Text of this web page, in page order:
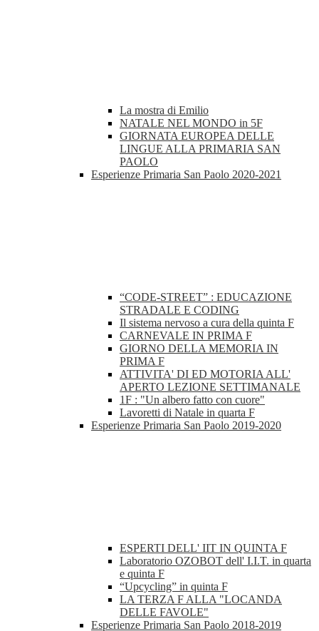
La mostra di Emilio
NATALE NEL MONDO in 5F
GIORNATA EUROPEA DELLE
LINGUE ALLA PRIMARIA SAN
PAOLO
Esperienze Primaria San Paolo 2020-2021
“CODE-STREET” : EDUCAZIONE
STRADALE E CODING
Il sistema nervoso a cura della quinta F
CARNEVALE IN PRIMA F
GIORNO DELLA MEMORIA IN
PRIMA F
ATTIVITA' DI ED MOTORIA ALL'
APERTO LEZIONE SETTIMANALE
1F : "Un albero fatto con cuore"
Lavoretti di Natale in quarta F
Esperienze Primaria San Paolo 2019-2020
ESPERTI DELL' IIT IN QUINTA F
Laboratorio OZOBOT dell' I.I.T. in quarta
e quinta F
“Upcycling” in quinta F
LA TERZA F ALLA "LOCANDA
DELLE FAVOLE"
Esperienze Primaria San Paolo 2018-2019